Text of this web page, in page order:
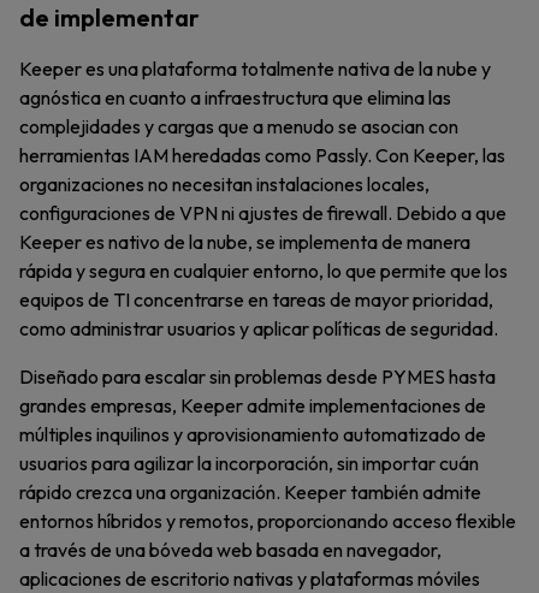
de implementar
Keeper es una plataforma totalmente nativa de la nube y
agnóstica en cuanto a infraestructura que elimina las
complejidades y cargas que a menudo se asocian con
herramientas IAM heredadas como Passly. Con Keeper, las
organizaciones no necesitan instalaciones locales,
configuraciones de VPN ni ajustes de firewall. Debido a que
Keeper es nativo de la nube, se implementa de manera
rápida y segura en cualquier entorno, lo que permite que los
equipos de TI concentrarse en tareas de mayor prioridad,
como administrar usuarios y aplicar políticas de seguridad.
Diseñado para escalar sin problemas desde PYMES hasta
grandes empresas, Keeper admite implementaciones de
múltiples inquilinos y aprovisionamiento automatizado de
usuarios para agilizar la incorporación, sin importar cuán
rápido crezca una organización. Keeper también admite
entornos híbridos y remotos, proporcionando acceso flexible
a través de una bóveda web basada en navegador,
aplicaciones de escritorio nativas y plataformas móviles